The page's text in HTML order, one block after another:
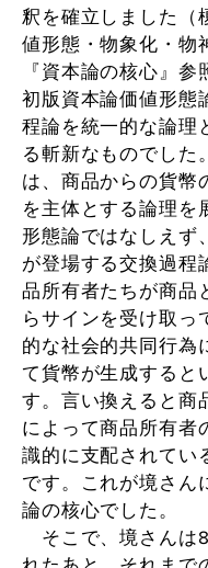
釈を確立しました（
値形態・物象化・物
『資本論の核心』参
初版資本論価値形態
程論を統一的な論理
る斬新なものでした
は、商品からの貨幣
を主体とする論理を
形態論ではなしえず
が登場する交換過程
品所有者たちが商品
らサインを受け取っ
的な社会的共同行為
て貨幣が生成すると
す。言い換えると商
によって商品所有者
識的に支配されてい
です。これが境さん
論の核心でした。
そこで、境さんは